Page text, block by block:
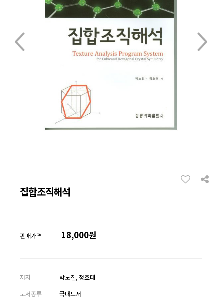
집합조직해석
판매가격 18,000원
저자
박노진, 정효태
도서종류
국내도서